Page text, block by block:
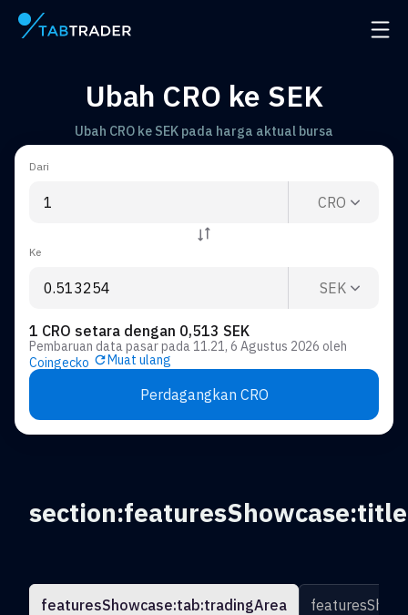
Halaman utama Buka
Ubah CRO ke SEK
Ubah CRO ke SEK pada harga aktual bursa
Dari
CRO
Ke
SEK
1 CRO setara dengan 0,513 SEK
Pembaruan data pasar pada11.21, 6 Agustus 2026 oleh
Coingecko
Muat ulang
Perdagangkan CRO
section:featuresShowcase:title
featuresShowcase:tab:tradingArea